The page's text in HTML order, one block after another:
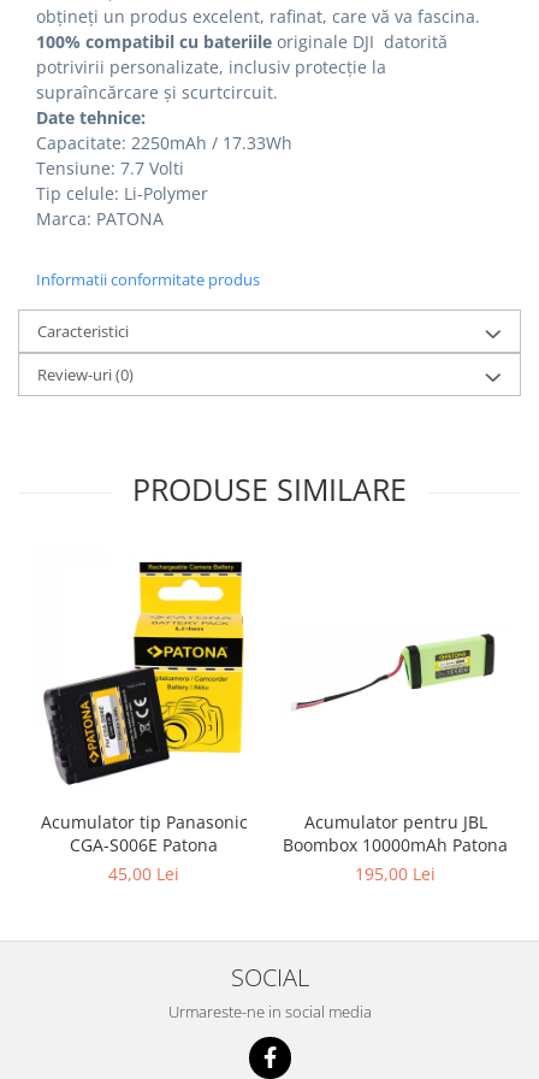
obțineți un produs excelent, rafinat, care vă va fascina.
100% compatibil cu bateriile originale DJI datorită
potrivirii personalizate, inclusiv protecție la
supraîncărcare și scurtcircuit.
Date tehnice:
Capacitate: 2250mAh / 17.33Wh
Tensiune: 7.7 Volti
Tip celule: Li-Polymer
Marca: PATONA
Informatii conformitate produs
Caracteristici
Review-uri(0)
PRODUSE SIMILARE
Acumulator tip Panasonic
CGA-S006E Patona
45,00 Lei
Acumulator pentru JBL
Boombox 10000mAh Patona
195,00 Lei
SOCIAL
Urmareste-ne in social media